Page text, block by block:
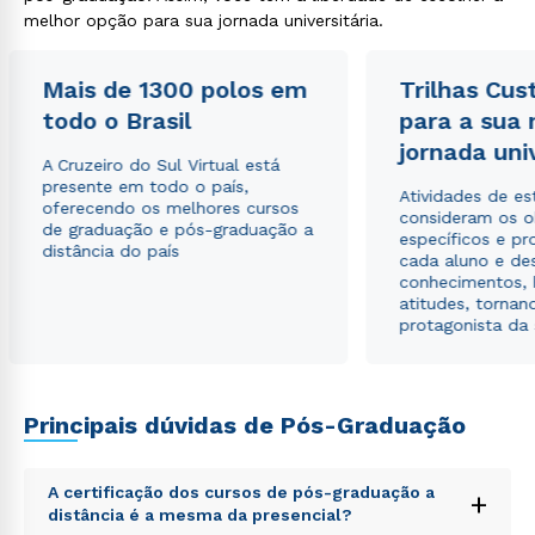
melhor opção para sua jornada universitária.
Mais de 1300 polos em
todo o Brasil
A Cruzeiro do Sul Virtual está
presente em todo o país,
oferecendo os melhores cursos
de graduação e pós-graduação a
distância do país
Trilhas
para a sua
jornada
Atividades de
consideram os
específicos e
cada aluno e
conhecimentos,
atitudes,
protagonista da
Principais dúvidas de Pós-Graduação
A certificação dos cursos de pós-graduação a
distância é a mesma da presencial?
+
Estou de acordo com a Política de Privacidade.e
autorizo que meus dados sejam utilizados para o
envio de conteúdos da Cruzeiro do Sul.